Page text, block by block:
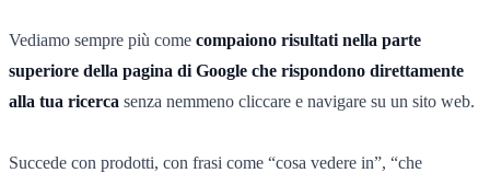
Vediamo sempre più come compaiono risultati nella parte
superiore della pagina di Google che rispondono direttamente
alla tua ricerca senza nemmeno cliccare e navigare su un sito web.
Succede con prodotti, con frasi come “cosa vedere in”, “che